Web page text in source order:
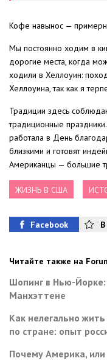
Кофе навынос —
Мы постоянно ходим в
дорогие места, когда
ходили в Хеллоуин:
Хеллоуина, так как я
Традиции здесь
традиционные
работала в День
близкими и готовят
Американцы — большие
ЖИЗНЬ В США
Facebook
Читайте также на
Шопинг в Нью-Йорке:
Манхэттене
Как нелегально
по стране: опыт
Почему Америка,